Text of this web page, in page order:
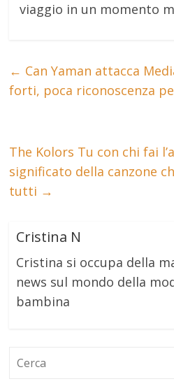
viaggio in un momento
← Can Yaman attacca
forti, poca riconoscenza
The Kolors Tu con chi fai
significato della canzone
tutti →
Cristina N
Cristina si occupa della
news sul mondo della
bambina